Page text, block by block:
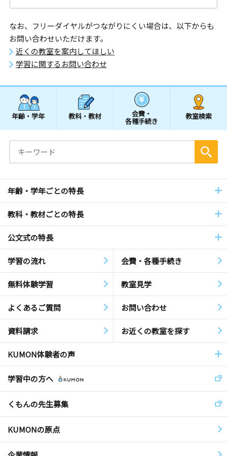
なお、フリーダイヤルがつながりにくい場合は、以下からも
お問い合わせいただけます。
近くの教室を案内してほしい
学習に関するお問い合わせ
年齢・学年 教科・教材 会費・
各種手続き
教室検索
年齢・学年ごとの特長
教科・教材ごとの特長
公文式の特長
学習の流れ 会費・各種手続き
無料体験学習 教室見学
よくあるご質問 お問い合わせ
資料請求 お近くの教室を探す
KUMON体験者の声
学習中の方へ
くもんの先生募集
KUMONの原点